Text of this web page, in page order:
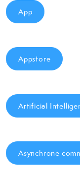
App
Appstore
Artificial
Asynchrone